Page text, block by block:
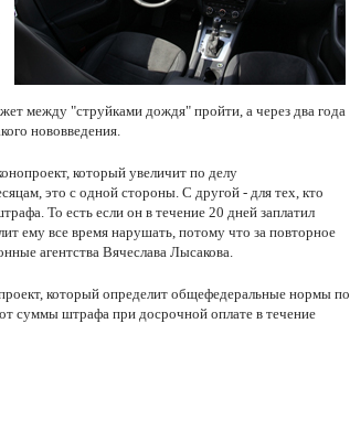
между "струйками дождя" пройти, а через два года
нововведения.
который увеличит по делу
это с одной стороны. С другой - для тех, кто
То есть если он в течение 20 дней заплатил
ему все время нарушать, потому что за повторное
агентства Вячеслава Лысакова.
который определит общефедеральные нормы по
суммы штрафа при досрочной оплате в течение